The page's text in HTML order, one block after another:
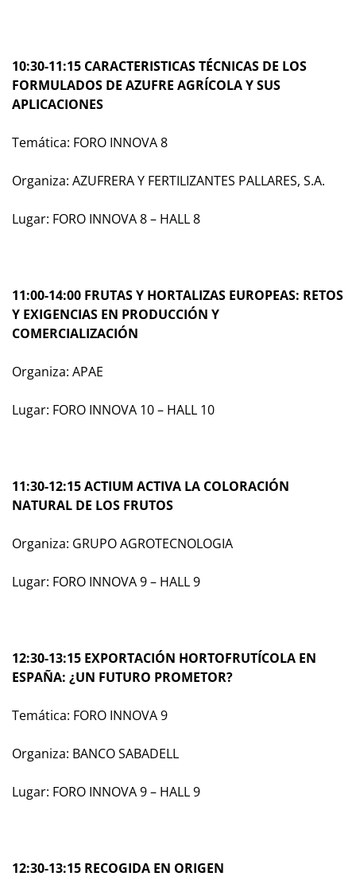
10:30-11:15 CARACTERISTICAS TÉCNICAS DE LOS
FORMULADOS DE AZUFRE AGRÍCOLA Y SUS
APLICACIONES
Temática: FORO INNOVA 8
Organiza: AZUFRERA Y FERTILIZANTES PALLARES, S.A.
Lugar: FORO INNOVA 8 – HALL 8
11:00-14:00 FRUTAS Y HORTALIZAS EUROPEAS: RETOS
Y EXIGENCIAS EN PRODUCCIÓN Y
COMERCIALIZACIÓN
Organiza: APAE
Lugar: FORO INNOVA 10 – HALL 10
11:30-12:15 ACTIUM ACTIVA LA COLORACIÓN
NATURAL DE LOS FRUTOS
Organiza: GRUPO AGROTECNOLOGIA
Lugar: FORO INNOVA 9 – HALL 9
12:30-13:15 EXPORTACIÓN HORTOFRUTÍCOLA EN
ESPAÑA: ¿UN FUTURO PROMETOR?
Temática: FORO INNOVA 9
Organiza: BANCO SABADELL
Lugar: FORO INNOVA 9 – HALL 9
12:30-13:15 RECOGIDA EN ORIGEN